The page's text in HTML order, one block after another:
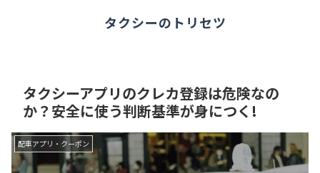
タクシーのトリセツ
タクシーアプリのクレカ登録は危険なの
か？安全に使う判断基準が身につく!
配車アプリ・クーポン